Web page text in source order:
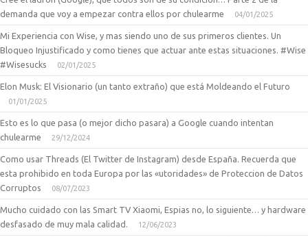
demanda que voy a empezar contra ellos por chulearme
04/01/2025
Mi Experiencia con Wise, y mas siendo uno de sus primeros clientes. Un
Bloqueo Injustificado y como tienes que actuar ante estas situaciones. #Wise
#Wisesucks
02/01/2025
Elon Musk: El Visionario (un tanto extraño) que está Moldeando el Futuro
01/01/2025
Esto es lo que pasa (o mejor dicho pasara) a Google cuando intentan
chulearme
29/12/2024
Como usar Threads (El Twitter de Instagram) desde España. Recuerda que
esta prohibido en toda Europa por las «utoridades» de Proteccion de Datos
Corruptos
08/07/2023
Mucho cuidado con las Smart TV Xiaomi, Espias no, lo siguiente… y hardware
desfasado de muy mala calidad.
12/06/2023